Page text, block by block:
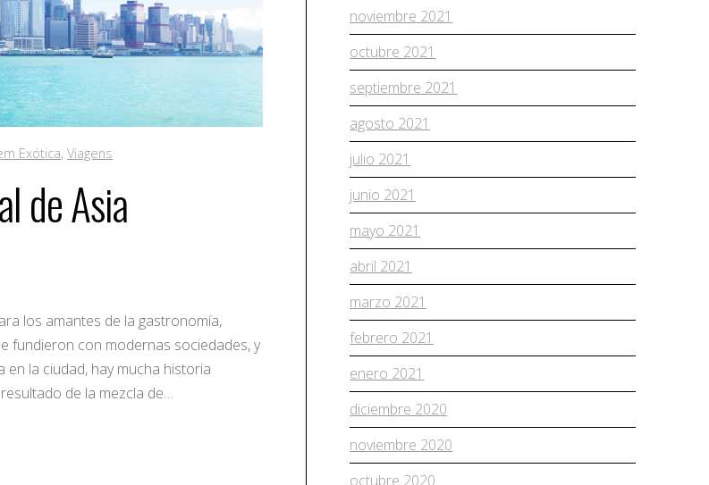
Exótica, Viagens
de Asia
los amantes de la gastronomía,
fundieron con modernas sociedades, y
la ciudad, hay mucha historia
de la mezcla de…
noviembre 2021
octubre 2021
septiembre 2021
agosto 2021
julio 2021
junio 2021
mayo 2021
abril 2021
marzo 2021
febrero 2021
enero 2021
diciembre 2020
noviembre 2020
octubre 2020